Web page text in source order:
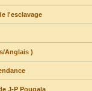
l'esclavage
Anglais )
J-P Pougala